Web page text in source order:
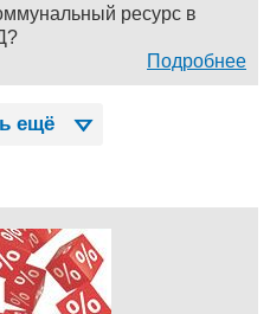
ресурс в
Подробнее
ещё